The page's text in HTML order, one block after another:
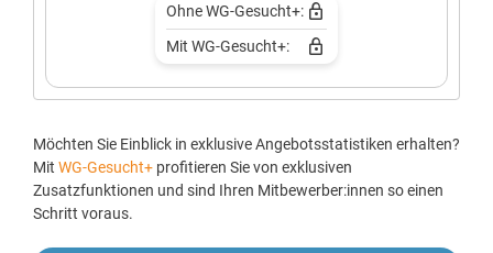
Ohne WG-Gesucht+:
Mit WG-Gesucht+:
Möchten Sie Einblick in exklusive Angebotsstatistiken erhalten?
Mit WG-Gesucht+ profitieren Sie von exklusiven
Zusatzfunktionen und sind Ihren Mitbewerber:innen so einen
Schritt voraus.